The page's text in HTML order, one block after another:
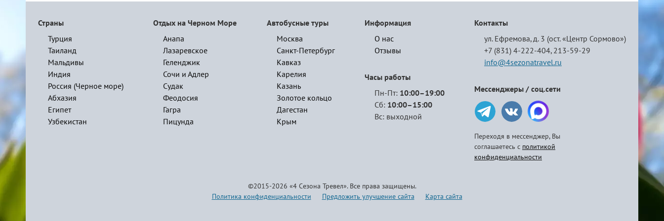
Страны
Турция
Таиланд
Мальдивы
Индия
Россия (Черное море)
Абхазия
Египет
Узбекистан
Отдых на Черном Море
Анапа
Лазаревское
Геленджик
Сочи и Адлер
Судак
Феодосия
Гагра
Пицунда
Автобусные туры
Москва
Санкт-Петербург
Кавказ
Карелия
Казань
Золотое кольцо
Дагестан
Крым
Информация
О нас
Отзывы
Часы работы
Пн-Пт: 10:00–19:00
Сб: 10:00–15:00
Вс: выходной
Контакты
ул. Ефремова, д. 3 (ост. «Центр Сормово»)
+7 (831) 4-222-404, 213-59-29
info@4sezonatravel.ru
Мессенджеры / соц.сети
Переходя в мессенджер, Вы
соглашаетесь с политикой
конфиденциальности
©2015-2026 «4 Сезона Тревел». Все права защищены.
Политика конфиденциальности
Предложить улучшение сайта Карта сайта